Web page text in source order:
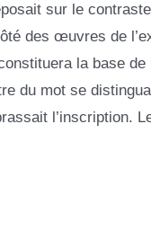
sur le
des œuvres de
la base
du mot se
l’inscription.